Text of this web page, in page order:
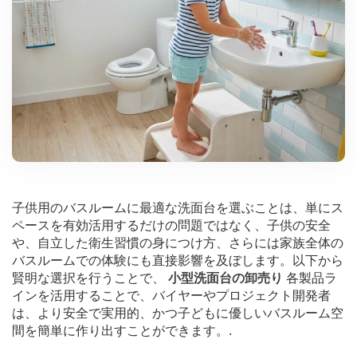
子供用のバスルームに最適な洗面台を選ぶことは、単にス
ペースを有効活用するだけの問題ではなく、子供の安全
や、自立した衛生習慣の身につけ方、さらには家族全体の
バスルームでの体験にも直接影響を及ぼします。以下から
賢明な選択を行うことで、 小型洗面台の卸売り 各製品ラ
インを活用することで、バイヤーやプロジェクト開発者
は、より安全で実用的、かつ子どもに優しいバスルーム空
間を簡単に作り出すことができます。.